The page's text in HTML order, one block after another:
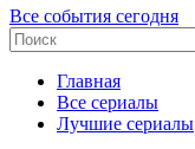
Все события сегодня
Главная
Все сериалы
Лучшие сериалы